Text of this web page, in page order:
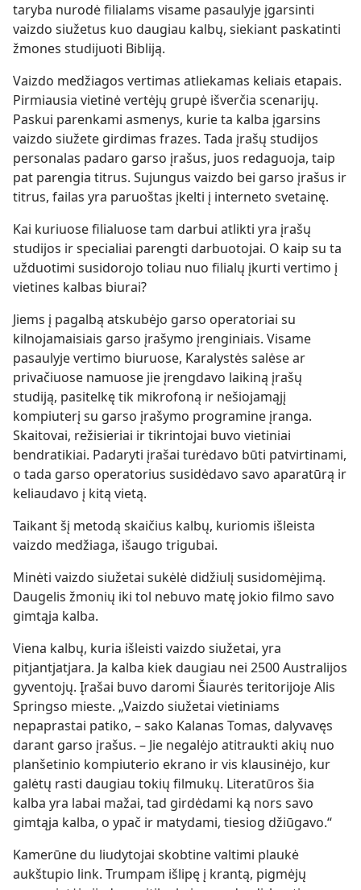
taryba nurodė filialams visame pasaulyje įgarsinti
vaizdo siužetus kuo daugiau kalbų, siekiant paskatinti
žmones studijuoti Bibliją.
Vaizdo medžiagos vertimas atliekamas keliais etapais.
Pirmiausia vietinė vertėjų grupė išverčia scenarijų.
Paskui parenkami asmenys, kurie ta kalba įgarsins
vaizdo siužete girdimas frazes. Tada įrašų studijos
personalas padaro garso įrašus, juos redaguoja, taip
pat parengia titrus. Sujungus vaizdo bei garso įrašus ir
titrus, failas yra paruoštas įkelti į interneto svetainę.
Kai kuriuose filialuose tam darbui atlikti yra įrašų
studijos ir specialiai parengti darbuotojai. O kaip su ta
užduotimi susidorojo toliau nuo filialų įkurti vertimo į
vietines kalbas biurai?
Jiems į pagalbą atskubėjo garso operatoriai su
kilnojamaisiais garso įrašymo įrenginiais. Visame
pasaulyje vertimo biuruose, Karalystės salėse ar
privačiuose namuose jie įrengdavo laikiną įrašų
studiją, pasitelkę tik mikrofoną ir nešiojamąjį
kompiuterį su garso įrašymo programine įranga.
Skaitovai, režisieriai ir tikrintojai buvo vietiniai
bendratikiai. Padaryti įrašai turėdavo būti patvirtinami,
o tada garso operatorius susidėdavo savo aparatūrą ir
keliaudavo į kitą vietą.
Taikant šį metodą skaičius kalbų, kuriomis išleista
vaizdo medžiaga, išaugo trigubai.
Minėti vaizdo siužetai sukėlė didžiulį susidomėjimą.
Daugelis žmonių iki tol nebuvo matę jokio filmo savo
gimtąja kalba.
Viena kalbų, kuria išleisti vaizdo siužetai, yra
pitjantjatjara. Ja kalba kiek daugiau nei 2500 Australijos
gyventojų. Įrašai buvo daromi Šiaurės teritorijoje Alis
Springso mieste. „Vaizdo siužetai vietiniams
nepaprastai patiko, – sako Kalanas Tomas, dalyvavęs
darant garso įrašus. – Jie negalėjo atitraukti akių nuo
planšetinio kompiuterio ekrano ir vis klausinėjo, kur
galėtų rasti daugiau tokių filmukų. Literatūros šia
kalba yra labai mažai, tad girdėdami ką nors savo
gimtąja kalba, o ypač ir matydami, tiesiog džiūgavo.“
Kamerūne du liudytojai skobtine valtimi plaukė
aukštupio link. Trumpam išlipę į krantą, pigmėjų